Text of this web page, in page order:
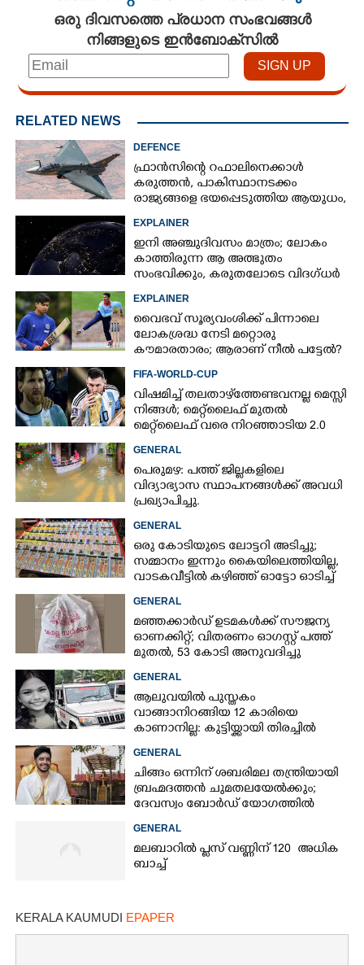
ഒരു ദിവസത്തെ പ്രധാന സംഭവങ്ങൾ
നിങ്ങളുടെ ഇൻബോക്സിൽ
RELATED NEWS
DEFENCE
ഫ്രാൻസിന്റെ റഫാലിനെക്കാൾ
കരുത്തൻ,​ പാകിസ്ഥാനടക്കം
രാജ്യങ്ങളെ ഭയപ്പെടുത്തിയ ആയുധം,​
EXPLAINER
ഇനി അഞ്ചുദിവസം മാത്രം; ലോകം
കാത്തിരുന്ന ആ അത്ഭുതം
സംഭവിക്കും, കരുതലോടെ വിദഗ്ധർ
EXPLAINER
വൈഭവ് സൂര്യവംശിക്ക് പിന്നാലെ
ലോകശ്രദ്ധ നേടി മറ്റൊരു
കൗമാരതാരം; ആരാണ് നീൽ പട്ടേൽ?
FIFA-WORLD-CUP
വിഷമിച്ച് തലതാഴ്‌ത്തേണ്ടവനല്ല മെസ്സി
നിങ്ങള്‍; മെറ്റ്‌ലൈഫ് മുതല്‍
മെറ്റ്‌ലൈഫ് വരെ നിറഞ്ഞാടിയ 2.0
GENERAL
പെരുമഴ: പത്ത് ജില്ലകളിലെ
വിദ്യാഭ്യാസ സ്ഥാപനങ്ങൾക്ക് അവധി
പ്രഖ്യാപിച്ചു.
GENERAL
ഒരു കോടിയുടെ ലോട്ടറി അടിച്ചു;
സമ്മാനം ഇന്നും കൈയിലെത്തിയില്ല,
വാടകവീട്ടിൽ കഴിഞ്ഞ് ഓട്ടോ ഓടിച്ച്
GENERAL
മഞ്ഞക്കാർഡ് ഉടമകൾക്ക് സൗജന്യ
ഓണക്കിറ്റ്; വിതരണം ഓഗസ്റ്റ് പത്ത്
മുതൽ, 53 കോടി അനുവദിച്ചു
GENERAL
ആലുവയിൽ പുസ്തകം
വാങ്ങാനിറങ്ങിയ 12 കാരിയെ
കാണാനില്ല: കുട്ടിയ്ക്കായി തിരച്ചിൽ
GENERAL
ചിങ്ങം ഒന്നിന് ശബരിമല തന്ത്രിയായി
ബ്രഹ്മദത്തൻ ചുമതലയേൽക്കും;
ദേവസ്വം ബോർഡ് യോഗത്തിൽ
GENERAL
മലബാറിൽ പ്ലസ് വണ്ണിന് 120 അധിക
ബാച്ച്
KERALA KAUMUDI EPAPER
×
Share this link
Copy Link